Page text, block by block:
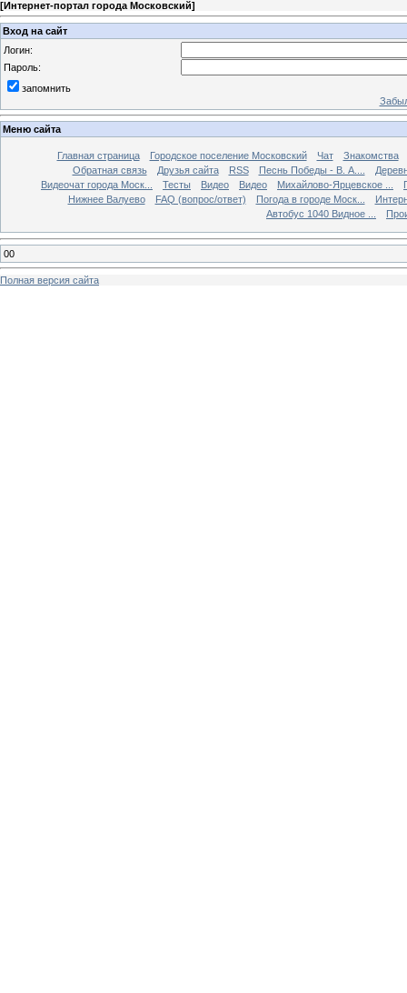
[Интернет-портал города Московский]
Вход на сайт
Логин:
Пароль:
запомнить
Меню сайта
Главная страница Городское поселение Московский Чат
Знакомства
Обратная связь
Друзья сайта RSS Песнь Победы - В. А....
Видеочат города Моск...
Тесты Видео Видео Михайлово-Ярцевское ...
Нижнее Валуево
FAQ (вопрос/ответ) Погода в городе Моск...
Автобус 1040 Видное ...
00
Полная версия сайта